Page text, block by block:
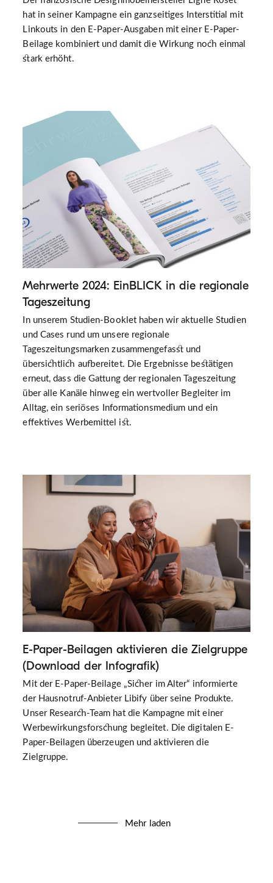
hat in seiner Kampagne ein ganzseitiges Interstitial mit
Linkouts in den E-Paper-Ausgaben mit einer E-Paper-
Beilage kombiniert und damit die Wirkung noch einmal
stark erhöht.
Mehrwerte 2024: EinBLICK in die regionale
Tageszeitung
In unserem Studien-Booklet haben wir aktuelle Studien
und Cases rund um unsere regionale
Tageszeitungsmarken zusammengefasst und
übersichtlich aufbereitet. Die Ergebnisse bestätigen
erneut, dass die Gattung der regionalen Tageszeitung
über alle Kanäle hinweg ein wertvoller Begleiter im
Alltag, ein seriöses Informationsmedium und ein
effektives Werbemittel ist.
E-Paper-Beilagen aktivieren die Zielgruppe
(Download der Infografik)
Mit der E-Paper-Beilage „Sicher im Alter“ informierte
der Hausnotruf-Anbieter Libify über seine Produkte.
Unser Research-Team hat die Kampagne mit einer
Werbewirkungsforschung begleitet. Die digitalen E-
Paper-Beilagen überzeugen und aktivieren die
Zielgruppe.
Mehr laden